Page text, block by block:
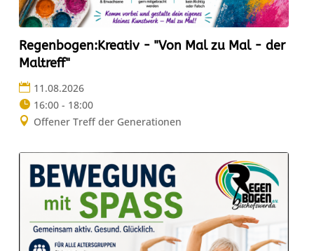
Regenbogen:Kreativ - "Von Mal zu Mal - der
Maltreff"
11.08.2026
16:00 - 18:00
Offener Treff der Generationen